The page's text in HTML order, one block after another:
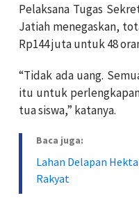
Pelaksana Tugas
Jatiah menegaskan,
Rp144 juta untuk 48
“Tidak ada uang.
itu untuk
tua siswa,” katanya.
Baca juga:
Lahan Delapan
Rakyat